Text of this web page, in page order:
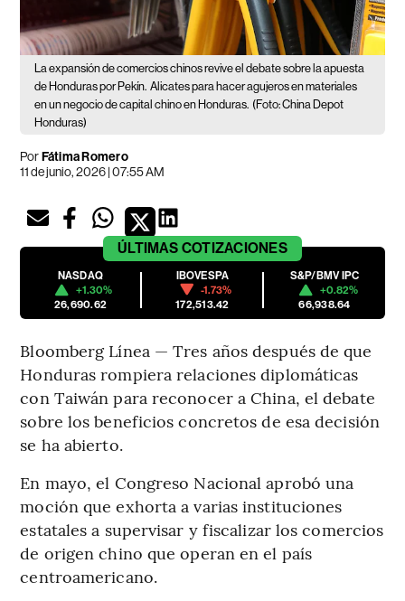
La expansión de comercios chinos revive el debate sobre la apuesta
de Honduras por Pekín. Alicates para hacer agujeros en materiales
en un negocio de capital chino en Honduras. (Foto: China Depot
Honduras)
PorFátima Romero
11 de junio, 2026 | 07:55 AM
ÚLTIMAS COTIZACIONES
NASDAQ
+1.30%
26,690.62
IBOVESPA
-1.73%
172,513.42
S&P/BMV IPC
+0.82%
66,938.64
Bloomberg Línea — Tres años después de que
Honduras rompiera relaciones diplomáticas
con Taiwán para reconocer a China, el debate
sobre los beneficios concretos de esa decisión
se ha abierto.
En mayo, el Congreso Nacional aprobó una
moción que exhorta a varias instituciones
estatales a supervisar y fiscalizar los comercios
de origen chino que operan en el país
centroamericano.